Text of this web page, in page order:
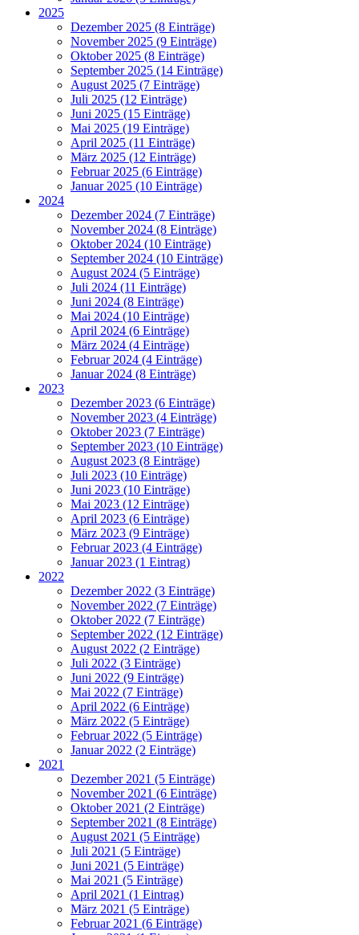
2025
Dezember 2025 (8 Einträge)
November 2025 (9 Einträge)
Oktober 2025 (8 Einträge)
September 2025 (14 Einträge)
August 2025 (7 Einträge)
Juli 2025 (12 Einträge)
Juni 2025 (15 Einträge)
Mai 2025 (19 Einträge)
April 2025 (11 Einträge)
März 2025 (12 Einträge)
Februar 2025 (6 Einträge)
Januar 2025 (10 Einträge)
2024
Dezember 2024 (7 Einträge)
November 2024 (8 Einträge)
Oktober 2024 (10 Einträge)
September 2024 (10 Einträge)
August 2024 (5 Einträge)
Juli 2024 (11 Einträge)
Juni 2024 (8 Einträge)
Mai 2024 (10 Einträge)
April 2024 (6 Einträge)
März 2024 (4 Einträge)
Februar 2024 (4 Einträge)
Januar 2024 (8 Einträge)
2023
Dezember 2023 (6 Einträge)
November 2023 (4 Einträge)
Oktober 2023 (7 Einträge)
September 2023 (10 Einträge)
August 2023 (8 Einträge)
Juli 2023 (10 Einträge)
Juni 2023 (10 Einträge)
Mai 2023 (12 Einträge)
April 2023 (6 Einträge)
März 2023 (9 Einträge)
Februar 2023 (4 Einträge)
Januar 2023 (1 Eintrag)
2022
Dezember 2022 (3 Einträge)
November 2022 (7 Einträge)
Oktober 2022 (7 Einträge)
September 2022 (12 Einträge)
August 2022 (2 Einträge)
Juli 2022 (3 Einträge)
Juni 2022 (9 Einträge)
Mai 2022 (7 Einträge)
April 2022 (6 Einträge)
März 2022 (5 Einträge)
Februar 2022 (5 Einträge)
Januar 2022 (2 Einträge)
2021
Dezember 2021 (5 Einträge)
November 2021 (6 Einträge)
Oktober 2021 (2 Einträge)
September 2021 (8 Einträge)
August 2021 (5 Einträge)
Juli 2021 (5 Einträge)
Juni 2021 (5 Einträge)
Mai 2021 (5 Einträge)
April 2021 (1 Eintrag)
März 2021 (5 Einträge)
Februar 2021 (6 Einträge)